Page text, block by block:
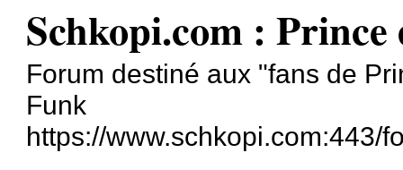
Schkopi.com :
Forum destiné aux "fans de
Funk
https://www.schkopi.com:443/